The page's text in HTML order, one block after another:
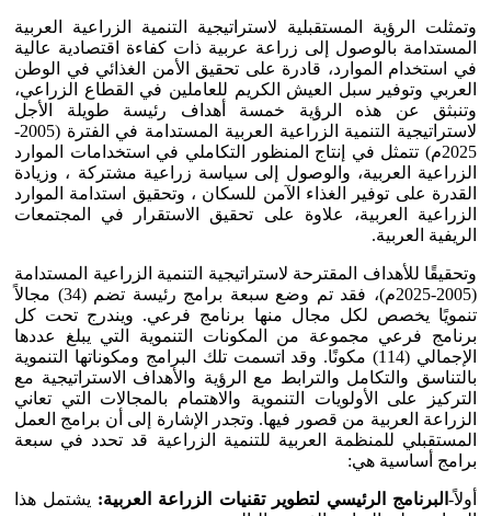
وتمثلت الرؤية المستقبلية لاستراتيجية التنمية الزراعية العربية
المستدامة بالوصول إلى زراعة عربية ذات كفاءة اقتصادية عالية
في استخدام الموارد، قادرة على تحقيق الأمن الغذائي في الوطن
العربي وتوفير سبل العيش الكريم للعاملين في القطاع الزراعي،
وتنبثق عن هذه الرؤية خمسة أهداف رئيسة طويلة الأجل
لاستراتيجية التنمية الزراعية العربية المستدامة في الفترة (2005-
2025م) تتمثل في إنتاج المنظور التكاملي في استخدامات الموارد
الزراعية العربية، والوصول إلى سياسة زراعية مشتركة ، وزيادة
القدرة على توفير الغذاء الآمن للسكان ، وتحقيق استدامة الموارد
الزراعية العربية، علاوة على تحقيق الاستقرار في المجتمعات
الريفية العربية.
وتحقيقًا للأهداف المقترحة لاستراتيجية التنمية الزراعية المستدامة
(2005-2025م)، فقد تم وضع سبعة برامج رئيسة تضم (34) مجالاً
تنمويًا يخصص لكل مجال منها برنامج فرعي. ويندرج تحت كل
برنامج فرعي مجموعة من المكونات التنموية التي يبلغ عددها
الإجمالي (114) مكونًا. وقد اتسمت تلك البرامج ومكوناتها التنموية
بالتناسق والتكامل والترابط مع الرؤية والأهداف الاستراتيجية مع
التركيز على الأولويات التنموية والاهتمام بالمجالات التي تعاني
الزراعة العربية من قصور فيها. وتجدر الإشارة إلى أن برامج العمل
المستقبلي للمنظمة العربية للتنمية الزراعية قد تحدد في سبعة
برامج أساسية هي:
أولاً-البرنامج الرئيسي لتطوير تقنيات الزراعة العربية: يشتمل هذا